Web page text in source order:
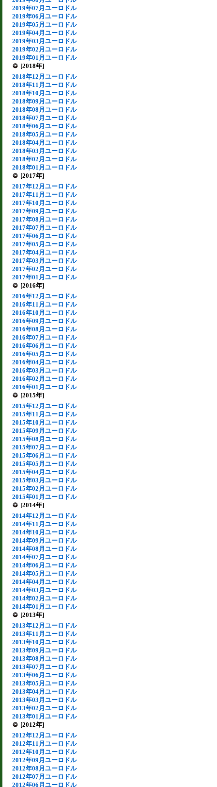
2019年07月ユーロドル
2019年06月ユーロドル
2019年05月ユーロドル
2019年04月ユーロドル
2019年03月ユーロドル
2019年02月ユーロドル
2019年01月ユーロドル
[2018年]
2018年12月ユーロドル
2018年11月ユーロドル
2018年10月ユーロドル
2018年09月ユーロドル
2018年08月ユーロドル
2018年07月ユーロドル
2018年06月ユーロドル
2018年05月ユーロドル
2018年04月ユーロドル
2018年03月ユーロドル
2018年02月ユーロドル
2018年01月ユーロドル
[2017年]
2017年12月ユーロドル
2017年11月ユーロドル
2017年10月ユーロドル
2017年09月ユーロドル
2017年08月ユーロドル
2017年07月ユーロドル
2017年06月ユーロドル
2017年05月ユーロドル
2017年04月ユーロドル
2017年03月ユーロドル
2017年02月ユーロドル
2017年01月ユーロドル
[2016年]
2016年12月ユーロドル
2016年11月ユーロドル
2016年10月ユーロドル
2016年09月ユーロドル
2016年08月ユーロドル
2016年07月ユーロドル
2016年06月ユーロドル
2016年05月ユーロドル
2016年04月ユーロドル
2016年03月ユーロドル
2016年02月ユーロドル
2016年01月ユーロドル
[2015年]
2015年12月ユーロドル
2015年11月ユーロドル
2015年10月ユーロドル
2015年09月ユーロドル
2015年08月ユーロドル
2015年07月ユーロドル
2015年06月ユーロドル
2015年05月ユーロドル
2015年04月ユーロドル
2015年03月ユーロドル
2015年02月ユーロドル
2015年01月ユーロドル
[2014年]
2014年12月ユーロドル
2014年11月ユーロドル
2014年10月ユーロドル
2014年09月ユーロドル
2014年08月ユーロドル
2014年07月ユーロドル
2014年06月ユーロドル
2014年05月ユーロドル
2014年04月ユーロドル
2014年03月ユーロドル
2014年02月ユーロドル
2014年01月ユーロドル
[2013年]
2013年12月ユーロドル
2013年11月ユーロドル
2013年10月ユーロドル
2013年09月ユーロドル
2013年08月ユーロドル
2013年07月ユーロドル
2013年06月ユーロドル
2013年05月ユーロドル
2013年04月ユーロドル
2013年03月ユーロドル
2013年02月ユーロドル
2013年01月ユーロドル
[2012年]
2012年12月ユーロドル
2012年11月ユーロドル
2012年10月ユーロドル
2012年09月ユーロドル
2012年08月ユーロドル
2012年07月ユーロドル
2012年06月ユーロドル